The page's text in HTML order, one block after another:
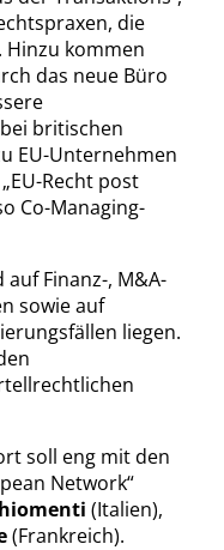
die
Hinzu kommen
das neue Büro
britischen
EU-Unternehmen
Recht post
Co-Managing-
Finanz-, M&A-
sowie auf
liegen.
soll eng mit den
Network“
(Italien),
(Frankreich).